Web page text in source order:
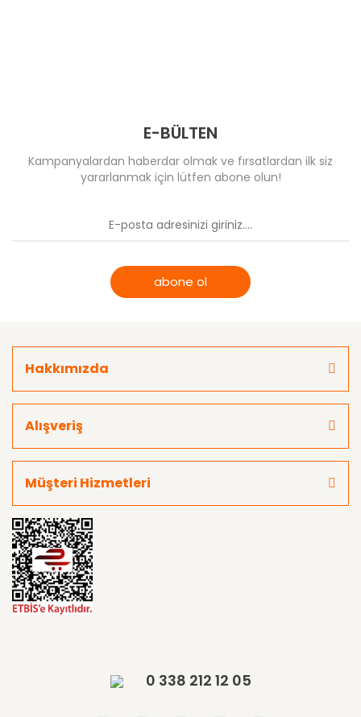
E-BÜLTEN
Kampanyalardan haberdar olmak ve fırsatlardan ilk siz
yararlanmak için lütfen abone olun!
abone ol
Hakkımızda
Alışveriş
Müşteri Hizmetleri
0 338 212 12 05